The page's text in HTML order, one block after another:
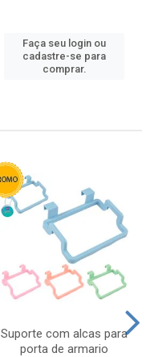
Faça seu login ou
cadastre-se para
comprar.
Suporte com alcas para
porta de armario